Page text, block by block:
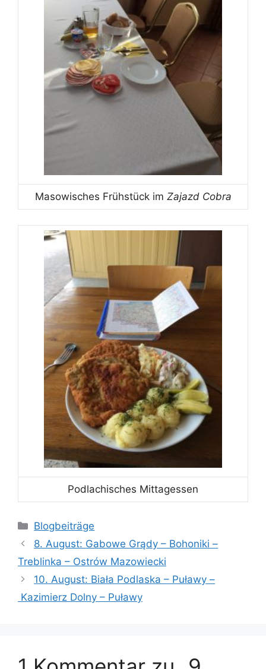
Masowisches Frühstück im Zajazd Cobra
Podlachisches Mittagessen
Kategorien
Blogbeiträge
8. August: Gabowe Grądy – Bohoniki –
Treblinka – Ostrów Mazowiecki
10. August: Biała Podlaska – Puławy –
Kazimierz Dolny – Puławy